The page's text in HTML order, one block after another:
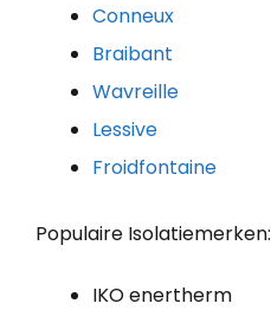
Conneux
Braibant
Wavreille
Lessive
Froidfontaine
Populaire Isolatiemerken:
IKO enertherm